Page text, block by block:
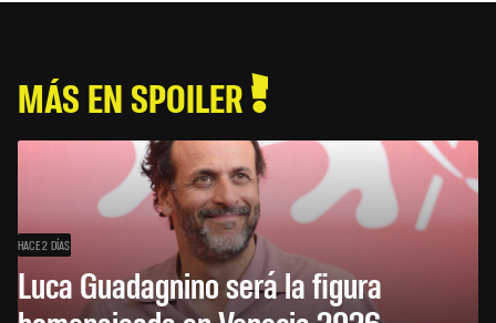
MÁS EN SPOILER
HACE 2 DÍAS
Luca Guadagnino será la figura